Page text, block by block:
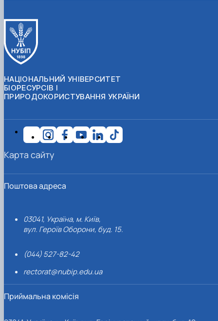
НАЦІОНАЛЬНИЙ УНІВЕРСИТЕТ
БІОРЕСУРСІВ І
ПРИРОДОКОРИСТУВАННЯ УКРАЇНИ
Поштова адреса
03041, Україна, м. Київ,
вул. Героїв Оборони, буд. 15.
(044) 527-82-42
rectorat@nubip.edu.ua
Приймальна комісія
Карта сайту